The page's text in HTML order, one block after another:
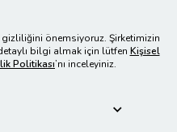
önemsiyoruz. Şirketimizin
bilgi almak için lütfen Kişisel
Politikası’nı inceleyiniz.